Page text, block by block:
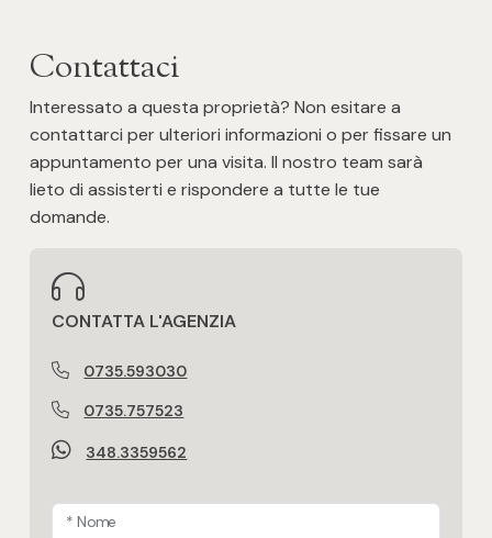
Contattaci
Interessato a questa proprietà? Non esitare a
contattarci per ulteriori informazioni o per fissare un
appuntamento per una visita. Il nostro team sarà
lieto di assisterti e rispondere a tutte le tue
domande.
CONTATTA L'AGENZIA
0735.593030
0735.757523
348.3359562
* Nome
Ascensore
Arredato
Nuova costruzione